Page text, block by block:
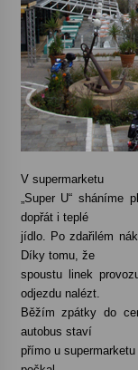
V supermarketu
„Super U“ sháníme
dopřát i teplé
jídlo. Po zdařilém
Díky tomu, že
spoustu linek
odjezdu nalézt.
Běžím zpátky do
autobus staví
přímo u